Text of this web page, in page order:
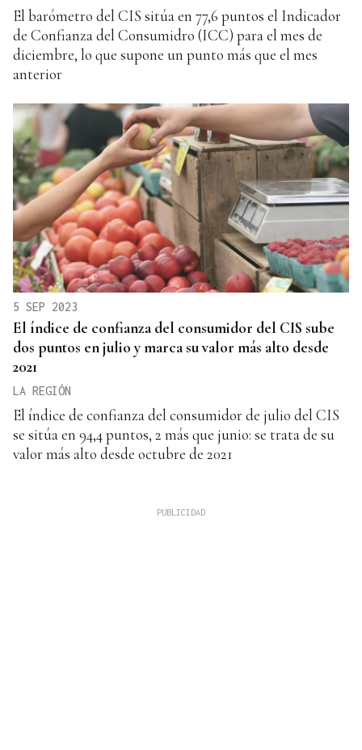
El barómetro del CIS sitúa en 77,6 puntos el Indicador
de Confianza del Consumidro (ICC) para el mes de
diciembre, lo que supone un punto más que el mes
anterior
5 SEP 2023
El índice de confianza del consumidor del CIS sube
dos puntos en julio y marca su valor más alto desde
2021
LA REGIÓN
El índice de confianza del consumidor de julio del CIS
se sitúa en 94,4 puntos, 2 más que junio: se trata de su
valor más alto desde octubre de 2021